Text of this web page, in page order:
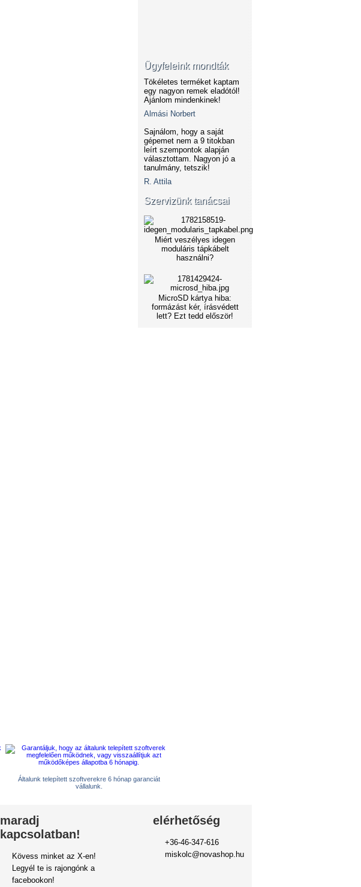
Ügyfeleink mondták
Tökéletes terméket kaptam
egy nagyon remek eladótól!
Ajánlom mindenkinek!
Almási Norbert
Sajnálom, hogy a saját
gépemet nem a 9 titokban
leírt szempontok alapján
választottam. Nagyon jó a
tanulmány, tetszik!
R. Attila
Szervizünk tanácsai
Miért veszélyes idegen
moduláris tápkábelt
használni?
MicroSD kártya hiba:
formázást kér, írásvédett
lett? Ezt tedd először!
Általunk telepített szoftverekre 6 hónap garanciát
vállalunk.
maradj
kapcsolatban!
Kövess minket az X-en!
Legyél te is rajongónk a
facebookon!
elérhetőség
+36-46-347-616
miskolc@novashop.hu